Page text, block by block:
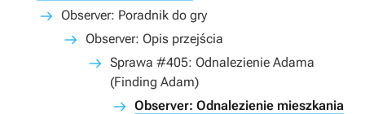
Observer: Poradnik do gry
Observer: Opis przejścia
Sprawa #405: Odnalezienie Adama
(Finding Adam)
Observer: Odnalezienie mieszkania